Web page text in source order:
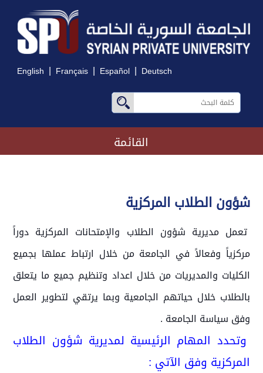
English | Français | Español | Deutsch
القائمة
شؤون الطلاب المركزية
تعمل مديرية شؤون الطلاب والإمتحانات المركزية دوراً
مركزياً وفعالاً في الجامعة من خلال ارتباط عملها بجميع
الكليات والمديريات من خلال اعداد وتنظيم جميع ما يتعلق
بالطلاب خلال حياتهم الجامعية وبما يرتقي لتطوير العمل
وفق سياسة الجامعة .
وتحدد المهام الرئيسية لمديرية شؤون الطلاب
المركزية وفق الآتي :